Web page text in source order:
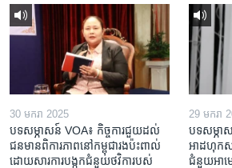
30 មករា 2025
បទសម្ភាសន៍ VOA៖ កិច្ចការ​ជួយ​ដល់​
ជន​មាន​ពិការភាព​នៅកម្ពុជា​រង​ប៉ះពាល់​
ដោយសារ​ការ​បង្កក​ជំនួយ​ថវិកា​របស់​
29 មករា
បទសម្ភា
អាដហុក​ស
ជំនួយ​អាម